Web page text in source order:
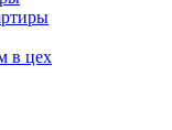
в цех